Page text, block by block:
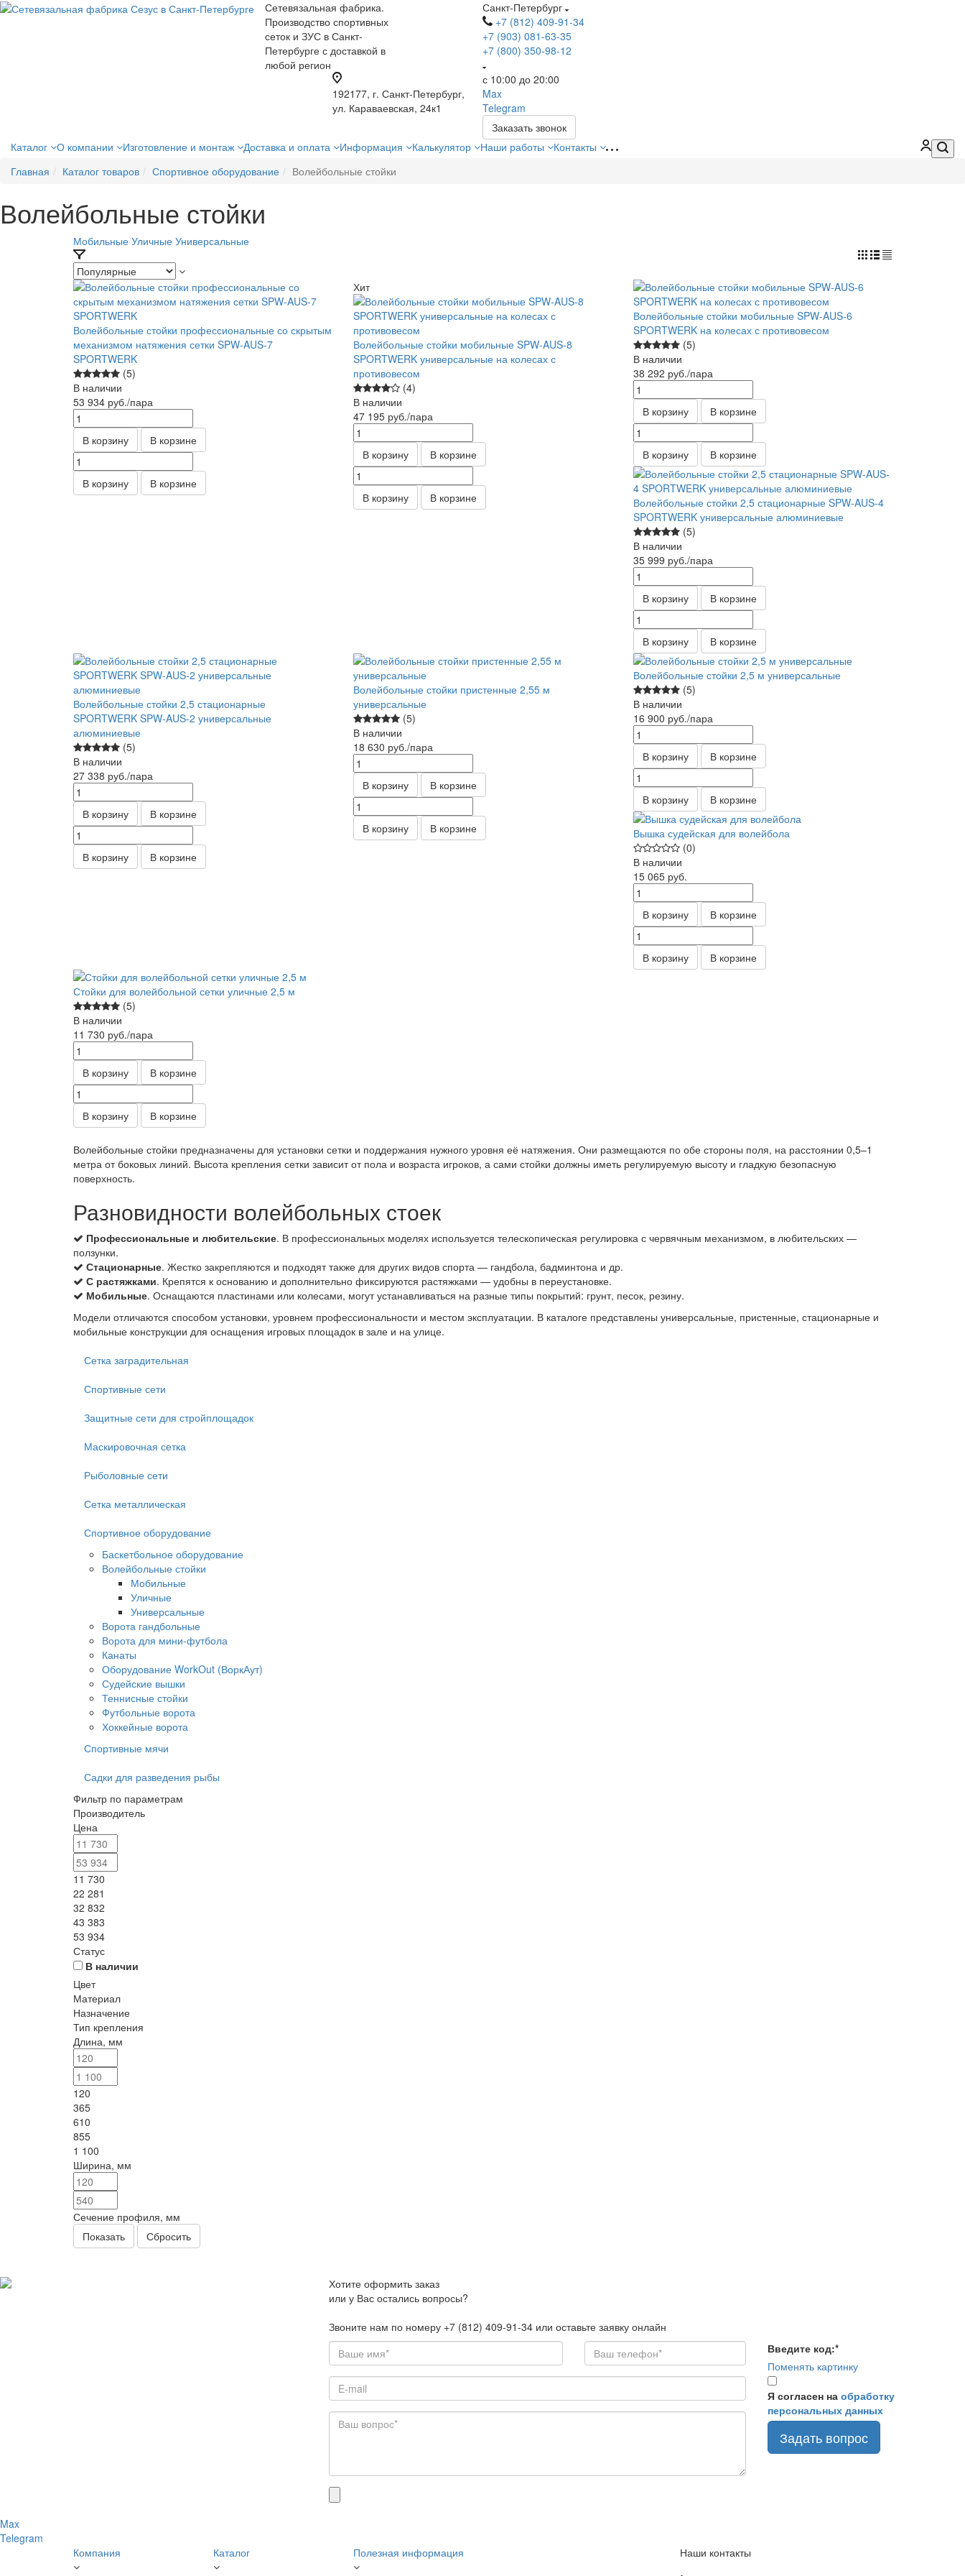
Сетевязальная фабрика.
Производство спортивных
сеток и ЗУС в Санкт-
Петербурге с доставкой в
любой регион
Санкт-Петербург
+7 (812) 409-91-34
+7 (903) 081-63-35
+7 (800) 350-98-12
с 10:00 до 20:00
Max
Telegram
Заказать звонок
192177, г. Санкт-Петербург,
ул. Караваевская, 24к1
Каталог О компании Изготовление и монтаж Доставка и оплата Информация Калькулятор Наши работы
Контакты
Главная
Каталог товаров Спортивное оборудование Волейбольные стойки
Волейбольные стойки
Мобильные Уличные Универсальные
Волейбольные стойки профессиональные со скрытым
механизмом натяжения сетки SPW-AUS-7
SPORTWERK
(5)
В наличии
53 934 руб./пара
В корзину В корзине
В корзину В корзине
Хит
Волейбольные стойки мобильные SPW-AUS-8
SPORTWERK универсальные на колесах с
противовесом
(4)
В наличии
47 195 руб./пара
В корзину В корзине
В корзину В корзине
Волейбольные стойки мобильные SPW-AUS-6
SPORTWERK на колесах с противовесом
(5)
В наличии
38 292 руб./пара
В корзину В корзине
В корзину В корзине
Волейбольные стойки 2,5 стационарные SPW-AUS-4
SPORTWERK универсальные алюминиевые
(5)
В наличии
35 999 руб./пара
В корзину В корзине
В корзину В корзине
Волейбольные стойки 2,5 стационарные
SPORTWERK SPW-AUS-2 универсальные
алюминиевые
(5)
В наличии
27 338 руб./пара
В корзину В корзине
В корзину В корзине
Волейбольные стойки пристенные 2,55 м
универсальные
(5)
В наличии
18 630 руб./пара
В корзину В корзине
В корзину В корзине
Волейбольные стойки 2,5 м универсальные
(5)
В наличии
16 900 руб./пара
В корзину В корзине
В корзину В корзине
Вышка судейская для волейбола
(0)
В наличии
15 065 руб.
В корзину В корзине
В корзину В корзине
Стойки для волейбольной сетки уличные 2,5 м
(5)
В наличии
11 730 руб./пара
В корзину В корзине
В корзину В корзине
Волейбольные стойки предназначены для установки сетки и поддержания нужного уровня её натяжения. Они размещаются по обе стороны поля, на расстоянии 0,5–1
метра от боковых линий. Высота крепления сетки зависит от пола и возраста игроков, а сами стойки должны иметь регулируемую высоту и гладкую безопасную
поверхность.
Разновидности волейбольных стоек
Профессиональные и любительские. В профессиональных моделях используется телескопическая регулировка с червячным механизмом, в любительских —
ползунки.
Стационарные. Жестко закрепляются и подходят также для других видов спорта — гандбола, бадминтона и др.
С растяжками. Крепятся к основанию и дополнительно фиксируются растяжками — удобны в переустановке.
Мобильные. Оснащаются пластинами или колесами, могут устанавливаться на разные типы покрытий: грунт, песок, резину.
Модели отличаются способом установки, уровнем профессиональности и местом эксплуатации. В каталоге представлены универсальные, пристенные, стационарные и
мобильные конструкции для оснащения игровых площадок в зале и на улице.
Сетка заградительная
Спортивные сети
Защитные сети для стройплощадок
Маскировочная сетка
Рыболовные сети
Сетка металлическая
Спортивное оборудование
Баскетбольное оборудование
Волейбольные стойки
Мобильные
Уличные
Универсальные
Ворота гандбольные
Ворота для мини-футбола
Канаты
Оборудование WorkOut (ВоркАут)
Судейские вышки
Теннисные стойки
Футбольные ворота
Хоккейные ворота
Спортивные мячи
Садки для разведения рыбы
Фильтр по параметрам
Производитель
Цена
11 730
22 281
32 832
43 383
53 934
Статус
В наличии
Цвет
Материал
Назначение
Тип крепления
Длина, мм
120
365
610
855
1 100
Ширина, мм
Сечение профиля, мм
Сбросить
Хотите оформить заказ
или у Вас остались вопросы?
Звоните нам по номеру +7 (812) 409-91-34 или оставьте заявку онлайн
Введите код:*
Поменять картинку
Я согласен на обработку
персональных данных
Задать вопрос
Max
Telegram
Компания
Каталог
Полезная информация
Наши контакты